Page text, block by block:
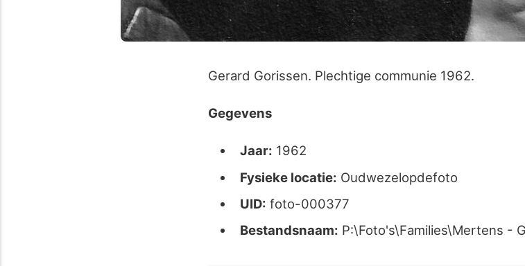
Gerard Gorissen. Plechtige communie 1962.
Gegevens
Jaar: 1962
Fysieke locatie: Oudwezelopdefoto
UID: foto-000377
Bestandsnaam: P:\Foto's\Families\Mertens -